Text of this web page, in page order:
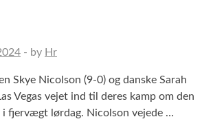
- by Hr
Skye Nicolson (9-0) og danske Sarah
Vegas vejet ind til deres kamp om den
i fjervægt lørdag. Nicolson vejede …